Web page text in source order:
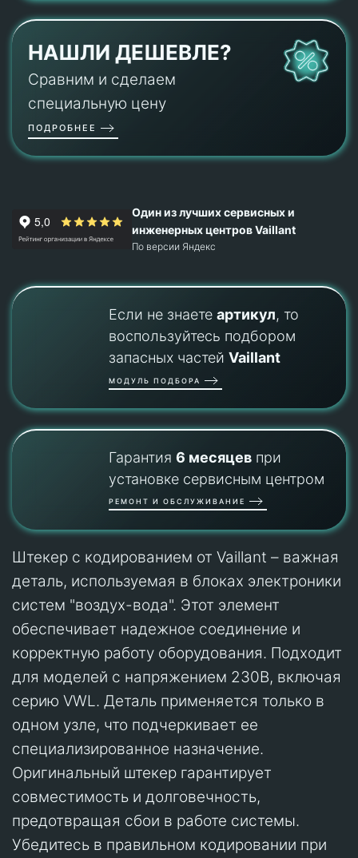
НАШЛИ ДЕШЕВЛЕ?
Сравним и сделаем
специальную цену
ПОДРОБНЕЕ
Один из лучших сервисных и
инженерных центров Vaillant
По версии Яндекс
Если не знаете артикул, то
воспользуйтесь подбором
запасных частей Vaillant
МОДУЛЬ ПОДБОРА
Гарантия 6 месяцевпри
установке сервисным центром
РЕМОНТ И ОБСЛУЖИВАНИЕ
Штекер с кодированием от Vaillant – важная
деталь, используемая в блоках электроники
систем "воздух-вода". Этот элемент
обеспечивает надежное соединение и
корректную работу оборудования. Подходит
для моделей с напряжением 230В, включая
серию VWL. Деталь применяется только в
одном узле, что подчеркивает ее
специализированное назначение.
Оригинальный штекер гарантирует
совместимость и долговечность,
предотвращая сбои в работе системы.
Убедитесь в правильном кодировании при